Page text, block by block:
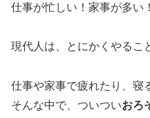
仕事が忙しい！家事が多い
現代人は、とにかくやるこ
仕事や家事で疲れたり、寝
そんな中で、ついついおろ